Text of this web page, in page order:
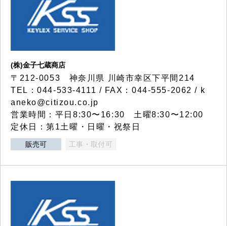
(株)金子七蔵商店
〒212-0053 神奈川県 川崎市幸区下平間214
TEL：044-533-4111 / FAX：044-555-2062 / k
aneko@citizou.co.jp
営業時間：平日8:30〜16:30 土曜8:30〜12:00
定休日：第1土曜・日曜・祝祭日
販売可 工事・取付可